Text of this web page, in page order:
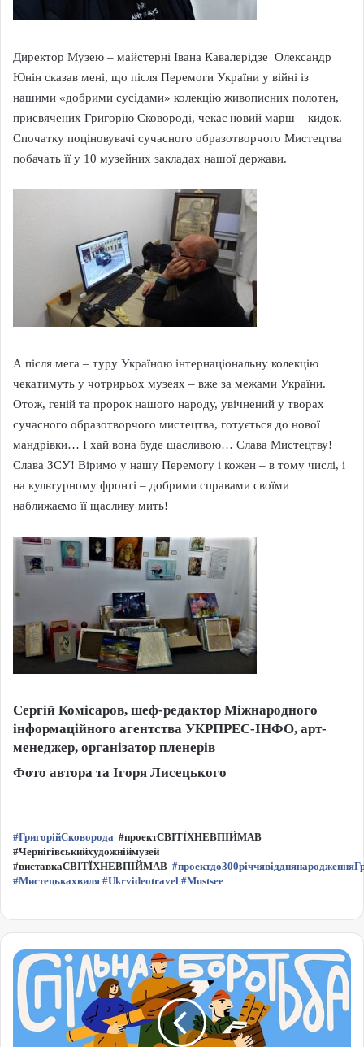
Директор Музею – майстерні Івана Кавалерідзе Олександр
Юнін сказав мені, що після Перемоги України у війні із
нашими «добрими сусідами» колекцію живописних полотен,
присвячених Григорію Сковороді, чекає новий марш – кидок.
Спочатку поціновувачі сучасного образотворчого Мистецтва
побачать її у 10 музейних закладах нашої держави.
А після мега – туру Україною інтернаціональну колекцію
чекатимуть у чотрирьох музеях – вже за межами України.
Отож, геній та пророк нашого народу, увічнений у творах
сучасного образотворчого мистецтва, готується до нової
мандрівки… І хай вона буде щасливою… Слава Мистецтву!
Слава ЗСУ! Віримо у нашу Перемогу і кожен – в тому числі, і
на культурному фронті – добрими справами своїми
наближаємо її щасливу мить!
Сергій Комісаров, шеф-редактор Міжнародного
інформаційного агентства УКРПРЕС-ІНФО, арт-
менеджер, організатор пленерів
Фото автора та Ігоря Лисецького
#ГригорійСковорода #проектСВІТЇХНЕВПІЙМАВ
#Чернігівськийхудожніймузей
#виставкаСВІТЇХНЕВПІЙМАВ
#Мистецькахвиля #Ukrvideotravel #Mustsee